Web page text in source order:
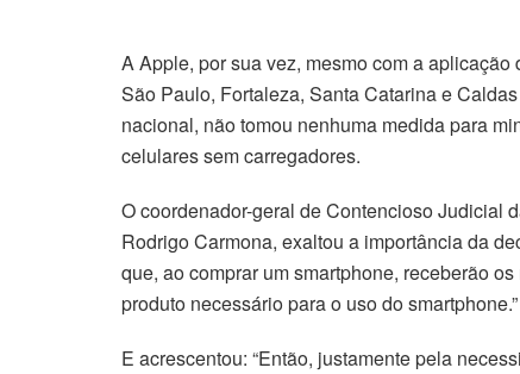
A Apple, por sua vez, mesmo com a
São Paulo, Fortaleza, Santa Catarina e
nacional, não tomou nenhuma medida para
celulares sem carregadores.
O coordenador-geral de Contencioso Judicial
Rodrigo Carmona, exaltou a importância da
que, ao comprar um smartphone, receberão
produto necessário para o uso do smartphone.”
E acrescentou: “Então, justamente pela